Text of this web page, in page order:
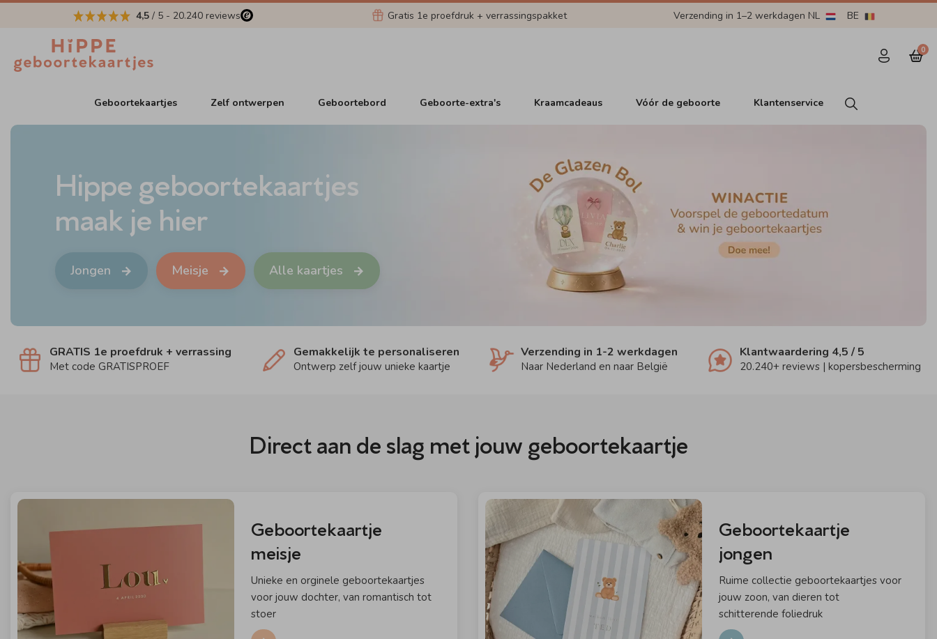
4,5 / 5 - 20.240 reviews Gratis 1e proefdruk + verrassingspakket Verzending in 1–2 werkdagen NL BE
0
Geboortekaartjes Zelf ontwerpen Geboortebord Geboorte-extra's Kraamcadeaus Vóór de geboorte Klantenservice
Hippe geboortekaartjes
maak je hier
Jongen Meisje Alle kaartjes
GRATIS 1e proefdruk + verrassing
Met code GRATISPROEF
Gemakkelijk te personaliseren
Ontwerp zelf jouw unieke kaartje
Verzending in 1-2 werkdagen
Naar Nederland en naar België
Klantwaardering 4,5 / 5
20.240+ reviews | kopersbescherming
Direct aan de slag met jouw geboortekaartje
Geboortekaartje
meisje
Unieke en orginele geboortekaartjes
voor jouw dochter, van romantisch tot
stoer
Geboortekaartje
jongen
Ruime collectie geboortekaartjes voor
jouw zoon, van dieren tot
schitterende foliedruk